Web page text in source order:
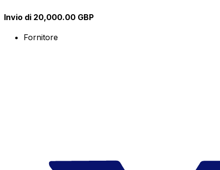
Invio di 20,000.00 GBP
Fornitore